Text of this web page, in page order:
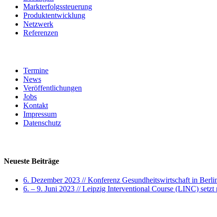
Markterfolgssteuerung
Produktentwicklung
Netzwerk
Referenzen
Termine
News
Veröffentlichungen
Jobs
Kontakt
Impressum
Datenschutz
Neueste Beiträge
6. Dezember 2023 // Konferenz Gesundheitswirtschaft in
6. – 9. Juni 2023 // Leipzig Interventional Course (LINC) setzt